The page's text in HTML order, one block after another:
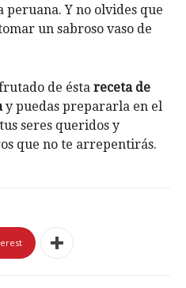
peruana. Y no olvides que
un sabroso vaso de
de ésta receta de
y puedas prepararla en el
seres queridos y
que no te arrepentirás.